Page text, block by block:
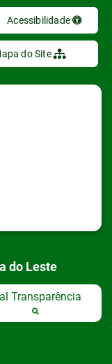
Acessibilidade
do Site
do Leste
Transparência